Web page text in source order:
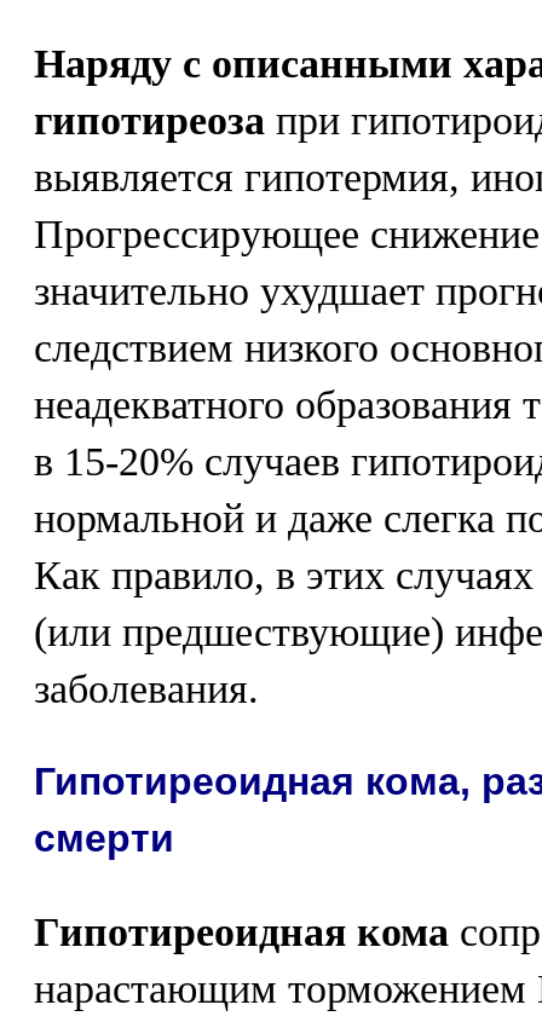
Наряду с описанными
гипотиреоза при
выявляется гипотермия,
Прогрессирующее
значительно ухудшает
следствием низкого
неадекватного
в 15-20% случаев
нормальной и даже слегка
Как правило, в этих
(или предшествующие)
заболевания.
Гипотиреоидная кома,
смерти
Гипотиреоидная кома
нарастающим